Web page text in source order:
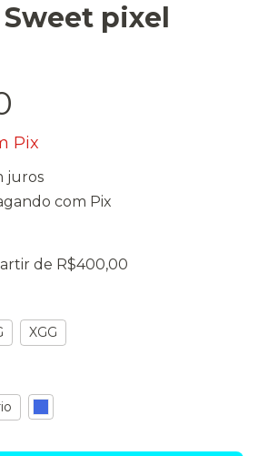
pixel
Pix
juros
com Pix
de R$400,00
XGG